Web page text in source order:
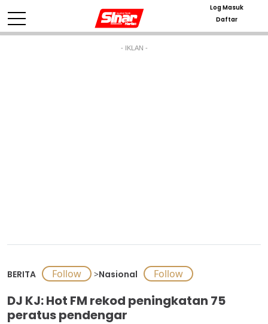
Log Masuk
Daftar
- IKLAN -
BERITA >Nasional
DJ KJ: Hot FM rekod peningkatan 75
peratus pendengar